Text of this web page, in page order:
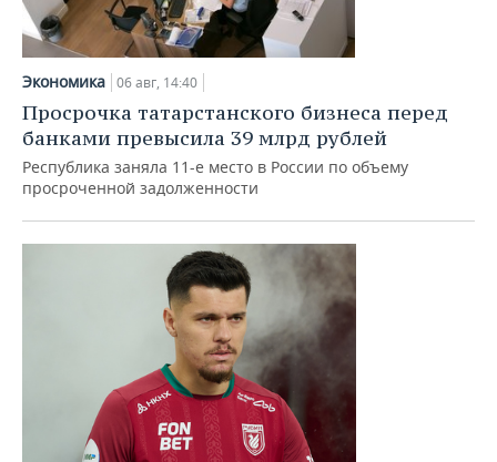
Экономика 06 авг, 14:40
Просрочка татарстанского бизнеса перед
банками превысила 39 млрд рублей
Республика заняла 11-е место в России по объему
просроченной задолженности